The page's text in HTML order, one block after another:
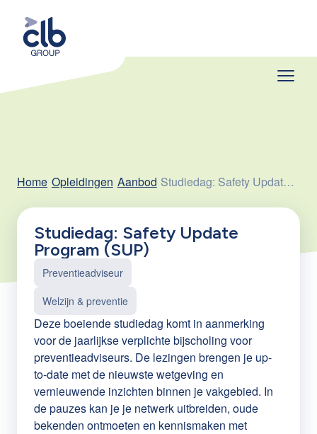
Home Opleidingen Aanbod Studiedag: Safety Update Program (SUP)
Studiedag: Safety Update
Program (SUP)
Preventieadviseur
Welzijn & preventie
Deze boeiende studiedag komt in aanmerking
voor de jaarlijkse verplichte bijscholing voor
preventieadviseurs. De lezingen brengen je up-
to-date met de nieuwste wetgeving en
vernieuwende inzichten binnen je vakgebied. In
de pauzes kan je je netwerk uitbreiden, oude
bekenden ontmoeten en kennismaken met